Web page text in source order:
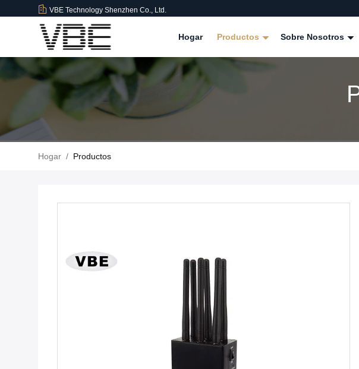
VBE Technology Shenzhen Co., Ltd.
Hogar Productos Sobre Nosotros
Hogar / Productos